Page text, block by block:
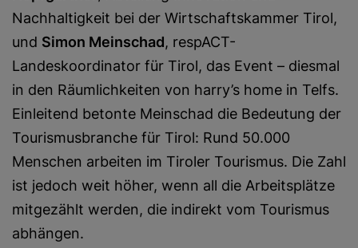
Nachhaltigkeit bei der Wirtschaftskammer Tirol,
und Simon Meinschad, respACT-
Landeskoordinator für Tirol, das Event – diesmal
in den Räumlichkeiten von harry’s home in Telfs.
Einleitend betonte Meinschad die Bedeutung der
Tourismusbranche für Tirol: Rund 50.000
Menschen arbeiten im Tiroler Tourismus. Die Zahl
ist jedoch weit höher, wenn all die Arbeitsplätze
mitgezählt werden, die indirekt vom Tourismus
abhängen.